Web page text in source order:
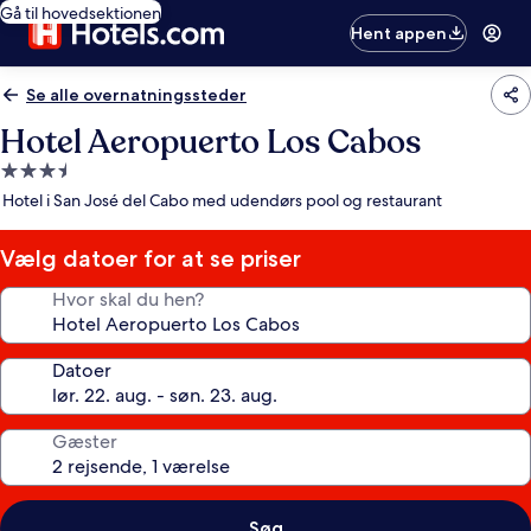
Gå til hovedsektionen
Hent appen
Se alle overnatningssteder
Hotel Aeropuerto Los Cabos
3.5-
stjernet
Hotel i San José del Cabo med udendørs pool og restaurant
Vælg datoer for at se priser
Hvor skal du hen?
Datoer
Gæster